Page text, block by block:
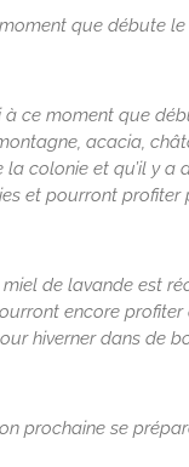
moment que débute
à ce moment que
acacia,
la colonie et qu’il y a
et pourront profiter
miel de lavande est
encore
hiverner dans de
prochaine se